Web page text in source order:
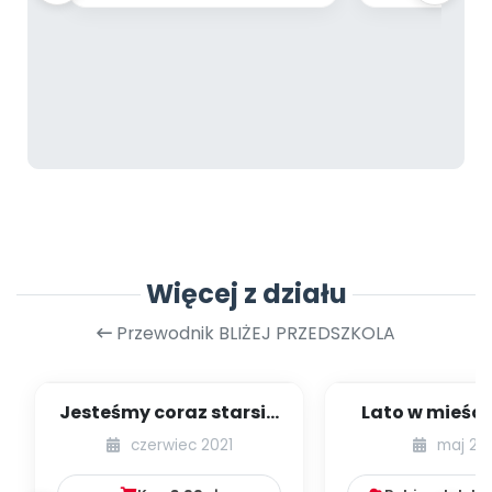
Więcej z działu
Przewodnik BLIŻEJ PRZEDSZKOLA
Jesteśmy coraz starsi -
zestaw
czerwiec 2021
Lato w
dzieci
numer
maj